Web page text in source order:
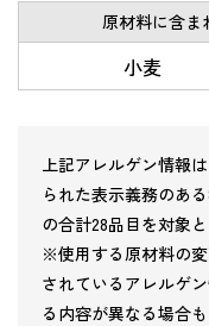
原材料に含ま
小麦
上記アレルゲン情報
られた表示義務のあ
の合計28品目を対象と
※使用する原材料の
されているアレルゲ
る内容が異なる場合も